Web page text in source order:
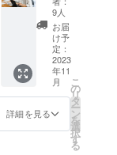
校１年生が
初めて開催
する夜灯祭
りの運営と
して
上げていき
ただ応
援した
い人向
けのリ
ターン
です。
夜灯祭
り実行
委員会
から熱
いお礼
9人
お届
け予
定：
2023
年11
月
詳細を見る
こ
の
リ
タ
ー
ン
を
選
択
す
る